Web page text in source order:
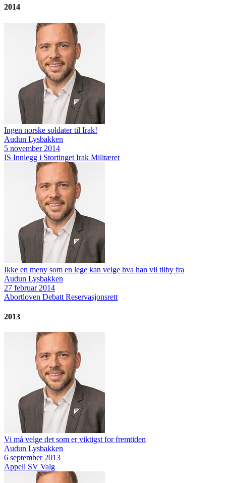
2014
Ingen norske soldater til Irak!
Audun Lysbakken
5 november 2014
IS Innlegg i Stortinget Irak Militæret
Ikke en meny som en lege kan velge hva han vil tilby fra
Audun Lysbakken
27 februar 2014
Abortloven Debatt Reservasjonsrett
2013
Vi må velge det som er viktigst for fremtiden
Audun Lysbakken
6 september 2013
Appell SV Valg